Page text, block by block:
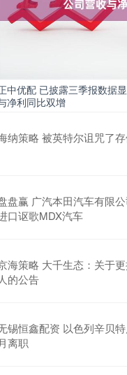
中优配 已披露三季报数据
净利同比双增
纳策略 被英特尔诅咒了
盘赢 广汽本田汽车有限
口讴歌MDX汽车
海策略 大千生态：关于
的公告
锡恒鑫配资 以色列辛贝
离职